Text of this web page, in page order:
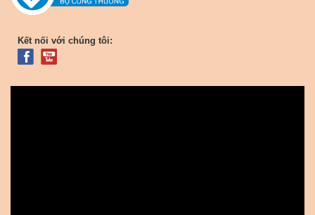
Kết nối với chúng tôi: